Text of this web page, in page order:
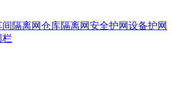
间隔离网仓库隔离网安全护网设备护网
栏